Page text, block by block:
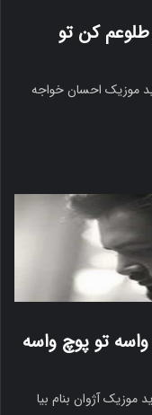
کن تو
موزیک احسان خواجه
تو پوچ واسه
آژوان بنام بیا